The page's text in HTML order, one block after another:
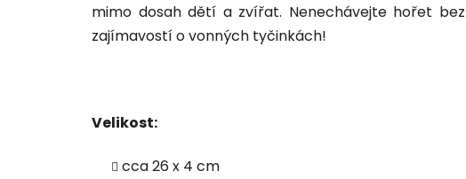
mimo dosah dětí a zvířat. Nenechávejte hořet
zajímavostí o vonných tyčinkách!
Velikost:
cca 26 x 4 cm